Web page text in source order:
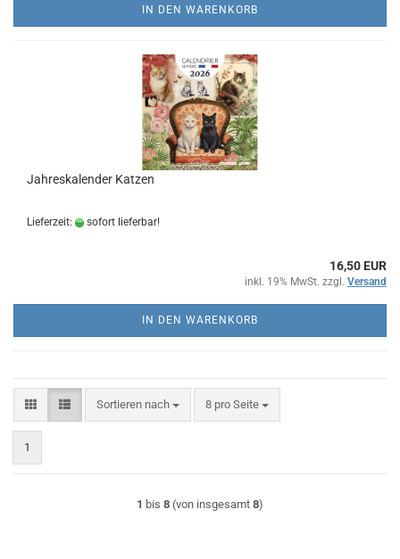
IN DEN WARENKORB
Jahreskalender Katzen
Lieferzeit: sofort lieferbar!
16,50 EUR
inkl. 19% MwSt. zzgl. Versand
IN DEN WARENKORB
Sortieren nach
Sortieren nach 8 pro Seite
pro Seite
1
1 bis 8 (von insgesamt 8)